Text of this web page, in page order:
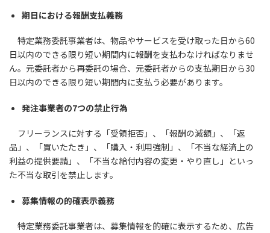
期日における報酬支払義務
特定業務委託事業者は、物品やサービスを受け取った日から60
日以内のできる限り短い期間内に報酬を支払わなければなりませ
ん。元委託者から再委託の場合、元委託者からの支払期日から30
日以内のできる限り短い期間内に支払う必要があります。
発注事業者の7つの禁止行為
フリーランスに対する「受領拒否」、「報酬の減額」、「返
品」、「買いたたき」、「購入・利用強制」、「不当な経済上の
利益の提供要請」、「不当な給付内容の変更・やり直し」といっ
た不当な取引を禁止します。
募集情報の的確表示義務
特定業務委託事業者は、募集情報を的確に表示するため、広告